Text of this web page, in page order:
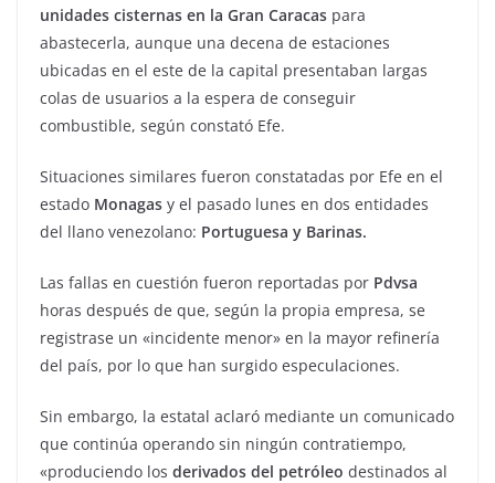
unidades cisternas en la Gran Caracas para
abastecerla, aunque una decena de estaciones
ubicadas en el este de la capital presentaban largas
colas de usuarios a la espera de conseguir
combustible, según constató Efe.
Situaciones similares fueron constatadas por Efe en el
estado Monagas y el pasado lunes en dos entidades
del llano venezolano: Portuguesa y Barinas.
Las fallas en cuestión fueron reportadas por Pdvsa
horas después de que, según la propia empresa, se
registrase un «incidente menor» en la mayor refinería
del país, por lo que han surgido especulaciones.
Sin embargo, la estatal aclaró mediante un comunicado
que continúa operando sin ningún contratiempo,
«produciendo los derivados del petróleo destinados al